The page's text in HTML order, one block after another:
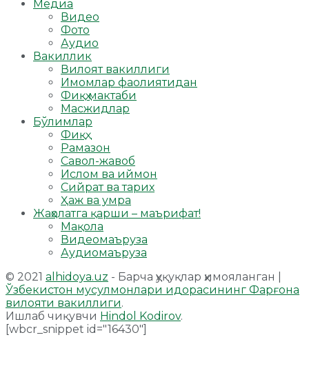
Медиа
Видео
Фото
Аудио
Вакиллик
Вилоят вакиллиги
Имомлар фаолиятидан
Фиқҳ мактаби
Масжидлар
Бўлимлар
Фиқҳ
Рамазон
Савол-жавоб
Ислом ва иймон
Сийрат ва тарих
Ҳаж ва умра
Жаҳолатга қарши – маърифат!
Мақола
Видеомаъруза
Аудиомаъруза
© 2021 alhidoya.uz - Барча ҳуқуқлар ҳимояланган |
Ўзбекистон мусулмонлари идорасининг Фарғона
вилояти вакиллиги.
Ишлаб чиқувчи Hindol Kodirov.
[wbcr_snippet id="16430"]